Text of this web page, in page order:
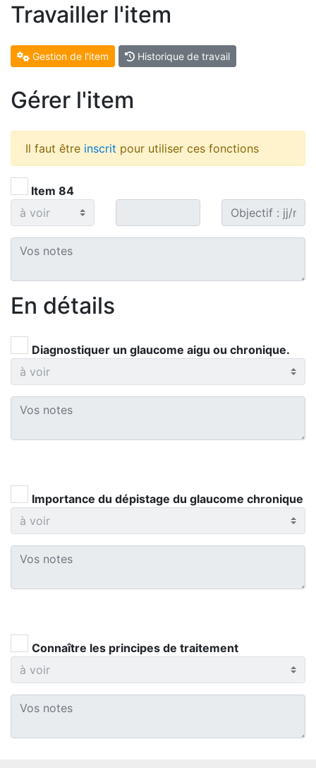
Travailler l'item
Gestion de l'item Historique de travail
Gérer l'item
Il faut être inscrit pour utiliser ces fonctions
Item 84
En détails
Diagnostiquer un glaucome aigu ou chronique.
Importance du dépistage du glaucome chronique
Connaître les principes de traitement